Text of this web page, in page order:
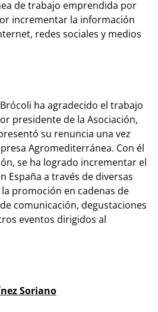
de trabajo emprendida por
incrementar la información
redes sociales y medios
ha agradecido el trabajo
presidente de la Asociación,
su renuncia una vez
Agromediterránea. Con él
se ha logrado incrementar el
España a través de diversas
promoción en cadenas de
comunicación, degustaciones
eventos dirigidos al
Soriano